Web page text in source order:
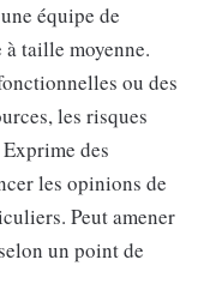
équipe de
taille moyenne.
ou des
les risques
des
les opinions de
Peut amener
un point de